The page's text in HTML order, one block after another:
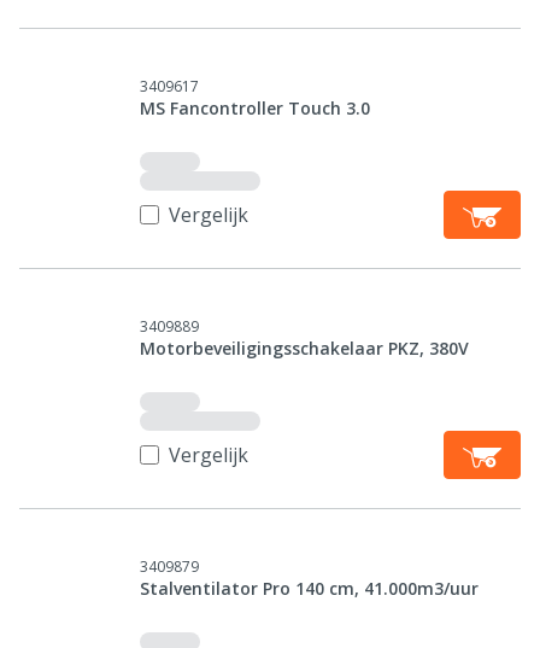
3409617
MS Fancontroller Touch 3.0
Vergelijk
3409889
Motorbeveiligingsschakelaar PKZ, 380V
Vergelijk
3409879
Stalventilator Pro 140 cm, 41.000m3/uur